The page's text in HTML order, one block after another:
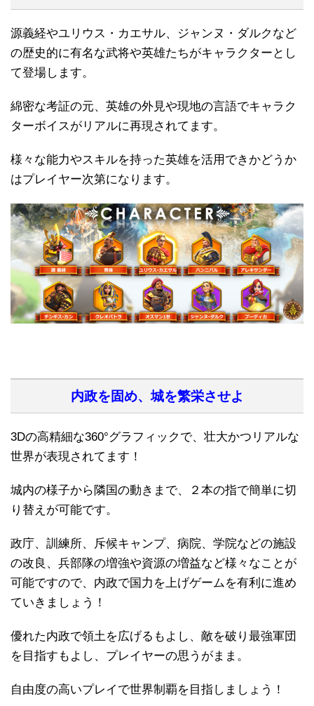
源義経やユリウス・カエサル、ジャンヌ・ダルクなど
の歴史的に有名な武将や英雄たちがキャラクターとし
て登場します。
綿密な考証の元、英雄の外見や現地の言語でキャラク
ターボイスがリアルに再現されてます。
様々な能力やスキルを持った英雄を活用できかどうか
はプレイヤー次第になります。
内政を固め、城を繁栄させよ
3Dの高精細な360°グラフィックで、壮大かつリアルな
世界が表現されてます！
城内の様子から隣国の動きまで、２本の指で簡単に切
り替えが可能です。
政庁、訓練所、斥候キャンプ、病院、学院などの施設
の改良、兵部隊の増強や資源の増益など様々なことが
可能ですので、内政で国力を上げゲームを有利に進め
ていきましょう！
優れた内政で領土を広げるもよし、敵を破り最強軍団
を目指すもよし、プレイヤーの思うがまま。
自由度の高いプレイで世界制覇を目指しましょう！